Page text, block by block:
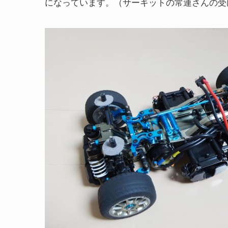
になっています。（サーキットの常連さんの